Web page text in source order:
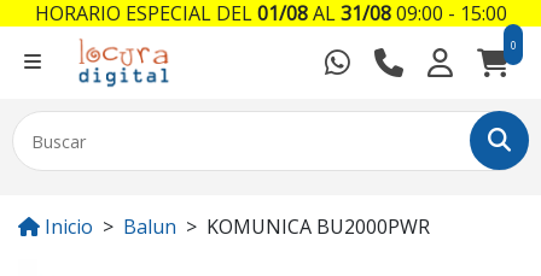
0
Inicio Balun KOMUNICA BU2000PWR
HORARIO ESPECIAL DEL01/08AL31/0809:00 - 15:00